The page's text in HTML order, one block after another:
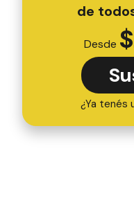
de
Desde $
¿Ya tenés